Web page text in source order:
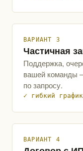
ВАРИАНТ 3
Частичная
Поддержка,
вашей команды
по запросу.
✓ гибкий график
ВАРИАНТ 4